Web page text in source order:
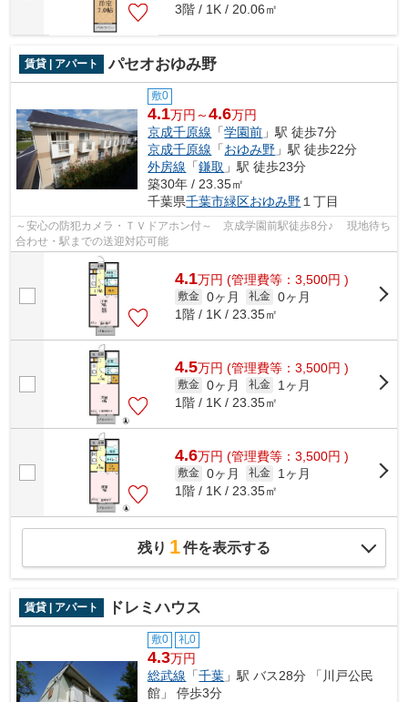
3階 / 1K / 20.06㎡
賃貸 | アパート パセオおゆみ野
敷0
4.1万円～4.6万円
京成千原線 「学園前 」駅 徒歩7分
京成千原線 「おゆみ野 」駅 徒歩22分
外房線 「鎌取 」駅 徒歩23分
築30年 / 23.35㎡
千葉県千葉市緑区おゆみ野 １丁目
～安心の防犯カメラ・ＴＶドアホン付～ 京成学園前駅徒歩8分♪ 現地待ち
合わせ・駅までの送迎対応可能
4.1万円 (管理費等：3,500円 )
敷金 0ヶ月 礼金 0ヶ月
1階 / 1K / 23.35㎡
4.5万円 (管理費等：3,500円 )
敷金 0ヶ月 礼金
1ヶ月
1階 / 1K / 23.35㎡
4.6万円 (管理費等：3,500円 )
敷金 0ヶ月 礼金
1ヶ月
1階 / 1K / 23.35㎡
残り 1件を表示する
賃貸 | アパート ドレミハウス
敷0 礼0
4.3万円
総武線 「千葉 」駅 バス28分 「川戸公民
館」 停歩3分